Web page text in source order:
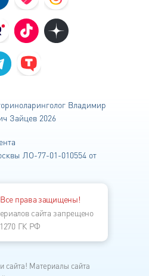
Владимир
Зайцев 2026
ЛО-77-01-010554 от
права защищены!
сайта запрещено
ГК РФ
сайта! Материалы сайта